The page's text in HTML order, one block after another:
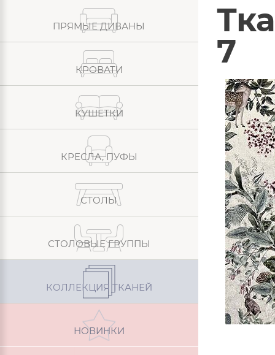
ПРЯМЫЕ ДИВАНЫ
КРОВАТИ
КУШЕТКИ
КРЕСЛА, ПУФЫ
СТОЛЫ
СТОЛОВЫЕ ГРУППЫ
КОЛЛЕКЦИЯ ТКАНЕЙ
НОВИНКИ
Ткань: Велюр - Avrora категория
7